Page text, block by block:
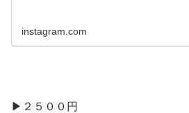
instagram.com
▶︎２５００円